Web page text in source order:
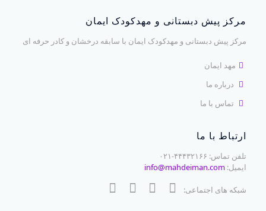
مرکز پیش دبستانی و مهدکودک ایمان
مرکز پیش دبستانی و مهدکودک ایمان با سابقه درخشان و کادر حرفه ای
مهد ایمان
درباره ما
تماس با ما
ارتباط با ما
تلفن تماس: ۴۴۴۳۲۱۶۶-۰۲۱
ایمیل: info@mahdeiman.com
شبکه های اجتماعی: